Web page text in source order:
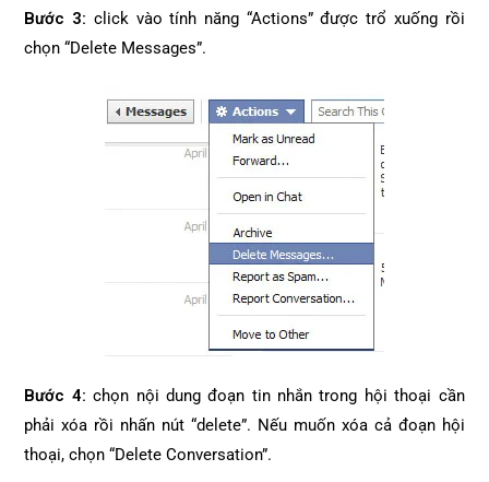
Bước 3: click vào tính năng “Actions” được trổ xuống rồi
chọn “Delete Messages”.
Bước 4: chọn nội dung đoạn tin nhắn trong hội thoại cần
phải xóa rồi nhấn nút “delete”. Nếu muốn xóa cả đoạn hội
thoại, chọn “Delete Conversation”.